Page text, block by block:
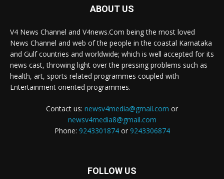
ABOUT US
V4 News Channel and V4news.Com being the most loved
News Channel and web of the people in the coastal Karnataka
and Gulf countries and worldwide; which is well accepted for its
news cast, throwing light over the pressing problems such as
health, art, sports related programmes coupled with
Entertainment oriented programmes.
Contact us: newsv4media@gmail.com or
newsv4media8@gmail.com
Phone: 9243301874or 9243306874
FOLLOW US